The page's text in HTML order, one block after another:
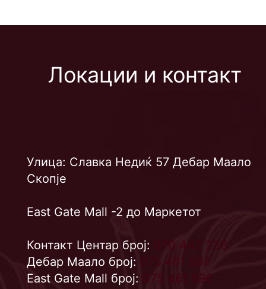
Локации и контакт
Улица: Славка Недиќ 57 Дебар Маало
Скопје
East Gate Mall -2 до Маркетот
Контакт Центар број:
070 442 238
Дебар Маало број: 075 461 597
East Gate Mall број: 075 461 596